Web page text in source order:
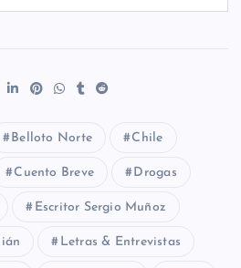
Belloto Norte Chile
Cuento Breve Drogas
Escritor Sergio Muñoz
Letras & Entrevistas